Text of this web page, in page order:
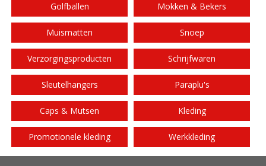
Golfballen Mokken & Bekers
Muismatten Snoep
Verzorgingsproducten Schrijfwaren
Sleutelhangers Paraplu's
Caps & Mutsen Kleding
Promotionele kleding Werkkleding